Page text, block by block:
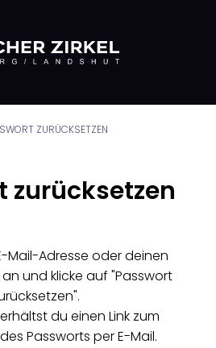
ZURÜCKSETZEN
zurücksetzen
Mail-Adresse oder deinen
und klicke auf "Passwort
du einen Link zum
Passworts per E-Mail.